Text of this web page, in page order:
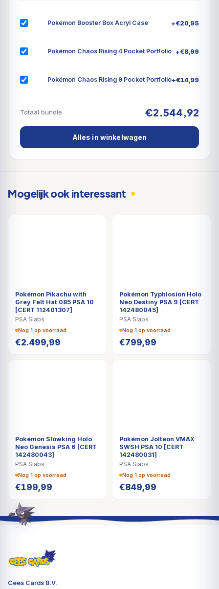
Pokémon Booster Box Acryl Case +€20,95
Pokémon Chaos Rising 4 Pocket Portfolio +€8,99
Pokémon Chaos Rising 9 Pocket Portfolio+€14,99
Totaal bundle €2.544,92
Alles in winkelwagen
Mogelijk ook interessant
Pokémon Pikachu with
Grey Felt Hat 085 PSA 10
[CERT 112401307]
PSA Slabs
Nog 1 op voorraad
€2.499,99
Pokémon Typhlosion Holo
Neo Destiny PSA 9 [CERT
142480045]
PSA Slabs
Nog 1 op voorraad
€799,99
Pokémon Slowking Holo
Neo Genesis PSA 6 [CERT
142480043]
PSA Slabs
Nog 1 op voorraad
€199,99
Pokémon Jolteon VMAX
SWSH PSA 10 [CERT
142480031]
PSA Slabs
Nog 1 op voorraad
€849,99
Cees Cards B.V.